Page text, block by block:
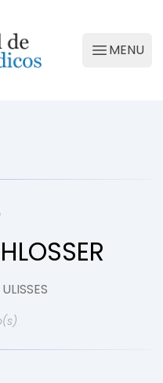
Conscienciologia
Abrir
MENU